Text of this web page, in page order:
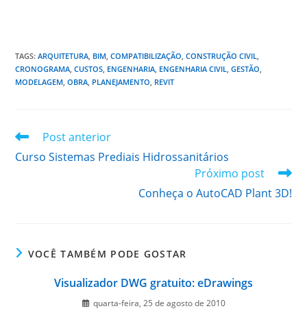
TAGS:ARQUITETURA BIM COMPATIBILIZAÇÃO CONSTRUÇÃO CIVIL
CRONOGRAMA CUSTOS ENGENHARIA ENGENHARIA CIVIL GESTÃO
MODELAGEM OBRA PLANEJAMENTO REVIT
Leia
artigos
Post anterior
Curso Sistemas Prediais Hidrossanitários
Próximo post
Conheça o AutoCAD Plant 3D!
VOCÊ TAMBÉM PODE GOSTAR
Visualizador DWG gratuito: eDrawings
quarta-feira, 25 de agosto de 2010